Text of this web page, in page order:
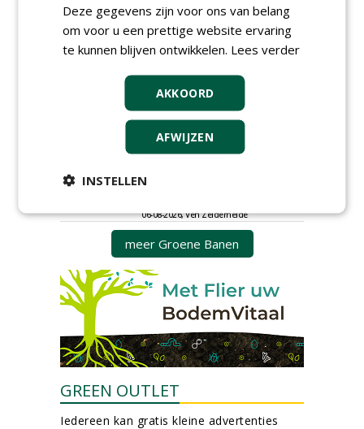
Proefveldmedewerker/
Chauffeur
landbouwmachines bij DSV
06-08-2026, Ven-Zelderheide
Kasmedewerker (fulltime) bij
DSV zaden Nederland B.V.
06-08-2026, Ven-Zelderheide
Allround
(fulltime) bij DSV zaden
06-08-2026, Ven Zelderheide
meer Groene Banen
GREEN OUTLET
Iedereen kan gratis kleine advertenties
Deze gegevens zijn voor ons van belang
om voor u een prettige website ervaring
te kunnen blijven ontwikkelen. Lees verder
AKKOORD
AFWIJZEN
INSTELLEN